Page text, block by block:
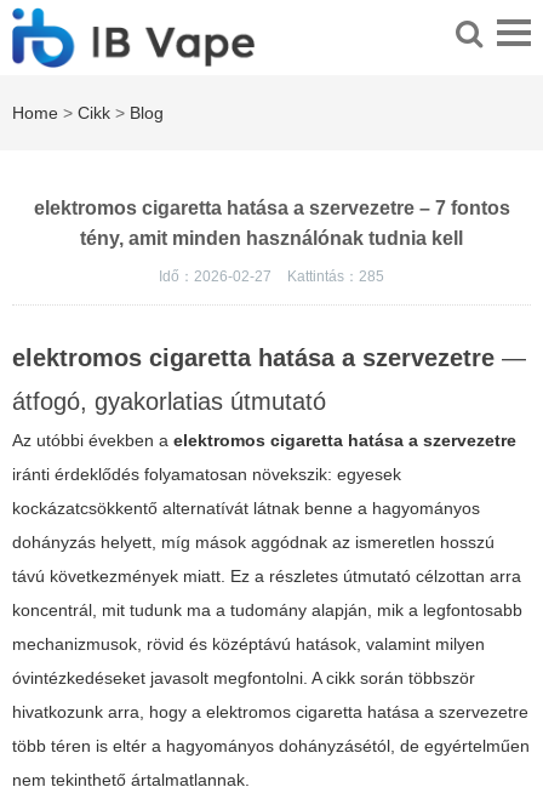
Home > Cikk > Blog
elektromos cigaretta hatása a szervezetre – 7 fontos
tény, amit minden használónak tudnia kell
Idő：2026-02-27 Kattintás： 285
elektromos cigaretta hatása a szervezetre —
átfogó, gyakorlatias útmutató
Az utóbbi években a elektromos cigaretta hatása a szervezetre
iránti érdeklődés folyamatosan növekszik: egyesek
kockázatcsökkentő alternatívát látnak benne a hagyományos
dohányzás helyett, míg mások aggódnak az ismeretlen hosszú
távú következmények miatt. Ez a részletes útmutató célzottan arra
koncentrál, mit tudunk ma a tudomány alapján, mik a legfontosabb
mechanizmusok, rövid és középtávú hatások, valamint milyen
óvintézkedéseket javasolt megfontolni. A cikk során többször
hivatkozunk arra, hogy a elektromos cigaretta hatása a szervezetre
több téren is eltér a hagyományos dohányzásétól, de egyértelműen
nem tekinthető ártalmatlannak.